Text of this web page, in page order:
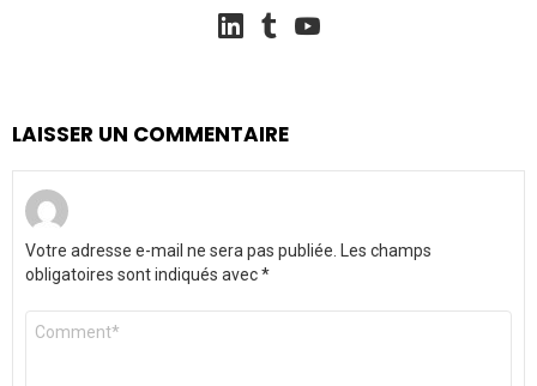
linkedin
LAISSER UN COMMENTAIRE
Votre adresse e-mail ne sera pas publiée. Les champs
obligatoires sont indiqués avec*
Commentaire